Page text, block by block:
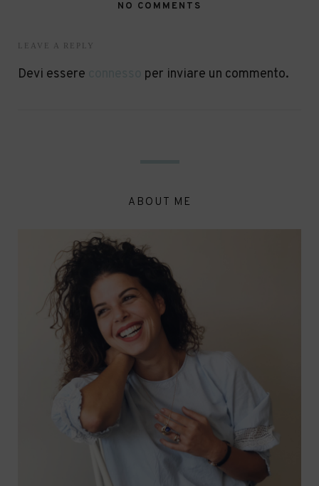
NO COMMENTS
LEAVE A REPLY
Devi essere per inviare un commento.
ABOUT ME